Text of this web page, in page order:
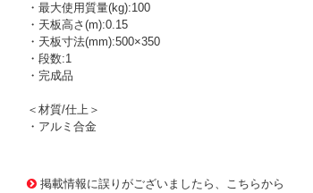
・最大使用質量(kg):100
・天板高さ(m):0.15
・天板寸法(mm):500×350
・段数:1
・完成品
＜材質/仕上＞
・アルミ合金
掲載情報に誤りがございましたら、こちらから